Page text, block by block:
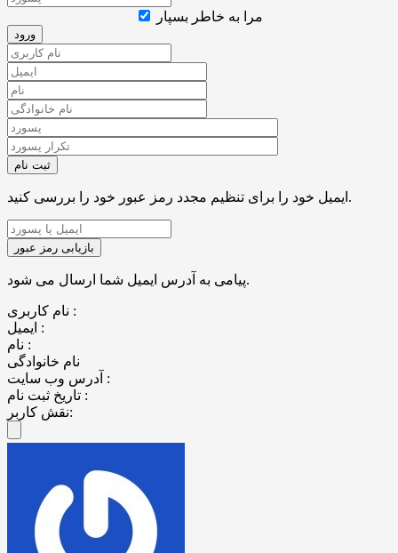
مرا به خاطر بسپار
ایمیل خود را برای تنظیم مجدد رمز عبور خود را بررسی کنید.
پیامی به آدرس ایمیل شما ارسال می شود.
نام کاربری :
ایمیل :
نام :
نام خانوادگی
آدرس وب سایت :
تاریخ ثبت نام :
نقش کاربر: